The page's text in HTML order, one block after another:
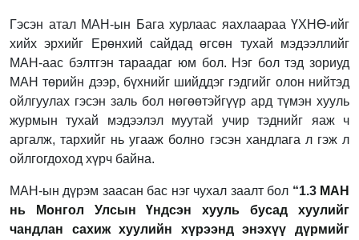
Гэсэн атал МАН-ын Бага хурлаас яахлаараа ҮХНӨ-ийг
хийх эрхийг Ерөнхий сайдад өгсөн тухай мэдээллийг
МАН-аас бэлтгэн тараадаг юм бол. Нэг бол тэд зориуд
МАН төрийн дээр, бүхнийг шийддэг гэдгийг олон нийтэд
ойлгуулах гэсэн заль бол нөгөөтэйгүүр ард түмэн хууль
журмын тухай мэдээлэл муутай учир тэднийг яаж ч
аргалж, тархийг нь угааж болно гэсэн хандлага л гэж л
ойлгогдоход хүрч байна.
МАН-ын дүрэм заасан бас нэг чухал заалт бол “1.3 МАН
нь Монгол Улсын Үндсэн хууль бусад хуулийг
чандлан сахиж хуулийн хүрээнд энэхүү дүрмийг